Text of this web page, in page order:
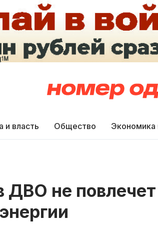
и власть Общество Экономика
ДВО не повлечет